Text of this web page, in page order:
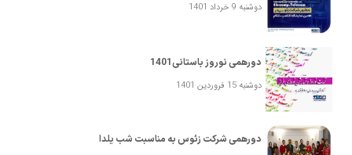
دوشنبه 9 خرداد 1401
دورهمی نوروز باستانی1401
دوشنبه 15 فروردین 1401
دورهمی شرکت زئوس به مناسبت شب یلدا